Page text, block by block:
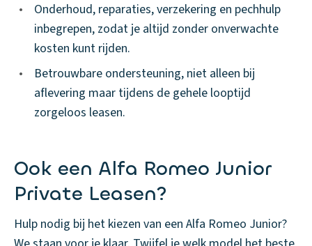
•
Onderhoud, reparaties, verzekering en pechhulp
inbegrepen, zodat je altijd zonder onverwachte
kosten kunt rijden.
•
Betrouwbare ondersteuning, niet alleen bij
aflevering maar tijdens de gehele looptijd
zorgeloos leasen.
Ook een Alfa Romeo Junior
Private Leasen?
Hulp nodig bij het kiezen van een Alfa Romeo Junior?